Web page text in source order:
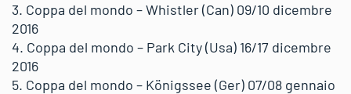
3. Coppa del mondo – Whistler (Can) 09/10 dicembre
2016
4. Coppa del mondo – Park City (Usa) 16/17 dicembre
2016
5. Coppa del mondo – Königssee (Ger) 07/08 gennaio